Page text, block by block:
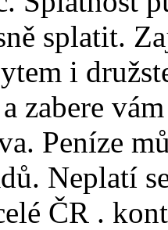
splatit.
i
zabere
Peníze
Neplatí
ČR .